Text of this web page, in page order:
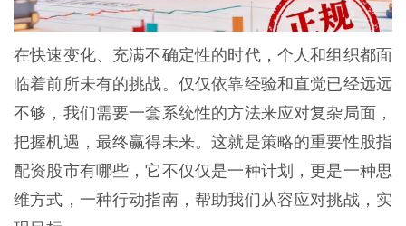
在快速变化、充满不确定性的时代，个人和组织都面
临着前所未有的挑战。仅仅依靠经验和直觉已经远远
不够，我们需要一套系统性的方法来应对复杂局面，
把握机遇，最终赢得未来。这就是策略的重要性股指
配资股市有哪些，它不仅仅是一种计划，更是一种思
维方式，一种行动指南，帮助我们从容应对挑战，实